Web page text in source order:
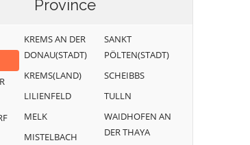
Province
KREMS AN DER
DONAU(STADT)
KREMS(LAND)
LILIENFELD
MELK
MISTELBACH
SANKT
PÖLTEN(STADT)
SCHEIBBS
TULLN
WAIDHOFEN AN
DER THAYA